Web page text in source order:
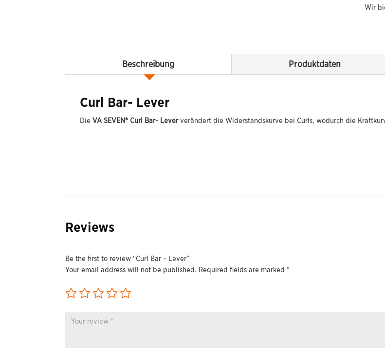
Wir
Beschreibung Produktdaten
Curl Bar- Lever
DieVA SEVEN® Curl Bar- Leververändert die Widerstandskurve bei Curls, wodurch die
Reviews
Be the first to review “Curl Bar – Lever”
Your email address will not be published. Required fields are marked *